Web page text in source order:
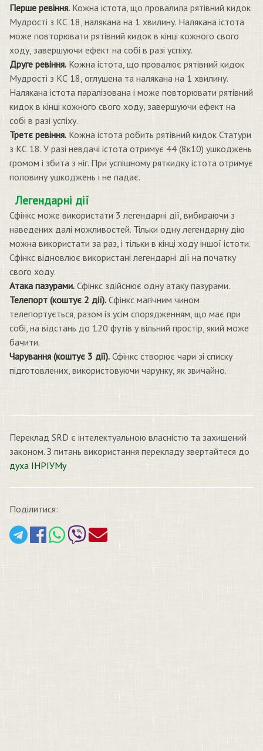
Перше ревіння. Кожна істота, що провалила рятівний кидок
Мудрості з КС 18, налякана на 1 хвилину. Налякана істота
може повторювати рятівний кидок в кінці кожного свого
ходу, завершуючи ефект на собі в разі успіху.
Друге ревіння. Кожна істота, що провалює рятівний кидок
Мудрості з КС 18, оглушена та налякана на 1 хвилину.
Налякана істота паралізована і може повторювати рятівний
кидок в кінці кожного свого ходу, завершуючи ефект на
собі в разі успіху.
Третє ревіння. Кожна істота робить рятівний кидок Статури
з КС 18. У разі невдачі істота отримує 44 (8к10) ушкоджень
громом і збита з ніг. При успішному ряткидку істота отримує
половину ушкоджень і не падає.
Легендарні дії
Сфінкс може використати 3 легендарні дії, вибираючи з
наведених далі можливостей. Тільки одну легендарну дію
можна використати за раз, і тільки в кінці ходу іншої істоти.
Сфінкс відновлює використані легендарні дії на початку
свого ходу.
Атака пазурами. Сфінкс здійснює одну атаку пазурами.
Телепорт (коштує 2 дії). Сфінкс магічним чином
телепортується, разом із усім спорядженням, що має при
собі, на відстань до 120 футів у вільний простір, який може
бачити.
Чарування (коштує 3 дії). Сфінкс створює чари зі списку
підготовлених, використовуючи чарунку, як звичайно.
Переклад SRD є інтелектуальною власністю та захищений
законом. З питань використання перекладу звертайтеся до
духа ІНРІУМу
Поділитися: